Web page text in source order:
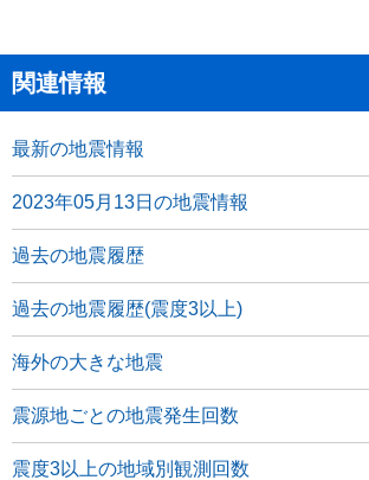
関連情報
最新の地震情報
2023年05月13日の地震情報
過去の地震履歴
過去の地震履歴(震度3以上)
海外の大きな地震
震源地ごとの地震発生回数
震度3以上の地域別観測回数